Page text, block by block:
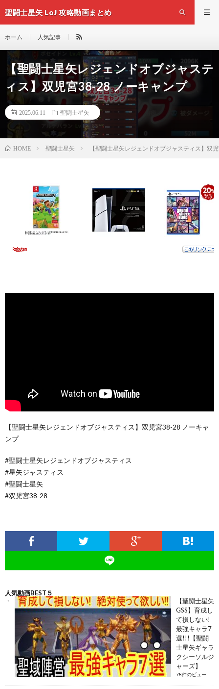
聖闘士星矢 LoJ 攻略動画まとめ
ホーム 人気記事
【聖闘士星矢レジェンドオブジャステ
ィス】双児宮38-28 ノーキャンプ
2025.06.11 聖闘士星矢
HOME 聖闘士星矢 【聖闘士星矢レジェンドオブジャスティス】双
【聖闘士星矢レジェンドオブジャスティス】双児宮38-28 ノーキャ
ンプ
#聖闘士星矢レジェンドオブジャスティス
#星矢ジャスティス
#聖闘士星矢
#双児宮38-28
人気動画BEST５
【聖闘士星矢
GSS】育成し
て損しない!
最強キャラ7
選!!!【聖闘
士星矢ギャラ
クシーソルジ
ャーズ】
78件のビュー